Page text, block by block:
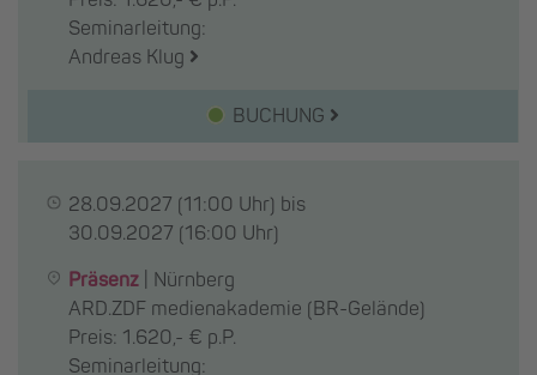
Seminarleitung:
Andreas Klug
BUCHUNG
28.09.2027 (11:00 Uhr) bis
30.09.2027 (16:00 Uhr)
Präsenz
Nürnberg
ARD.ZDF medienakademie (BR-Gelände)
Preis: 1.620,- € p.P.
Seminarleitung: